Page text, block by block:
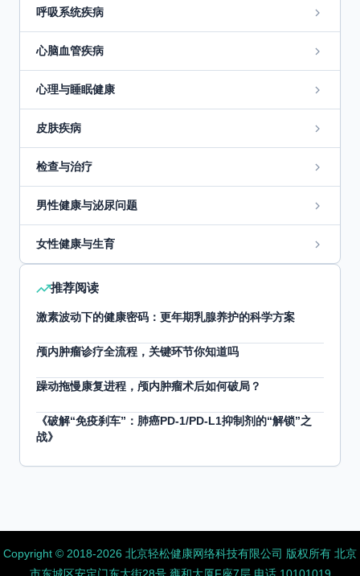
呼吸系统疾病
心脑血管疾病
心理与睡眠健康
皮肤疾病
检查与治疗
男性健康与泌尿问题
女性健康与生育
推荐阅读
激素波动下的健康密码：更年期乳腺养护的科学方案
颅内肿瘤诊疗全流程，关键环节你知道吗
躁动拖慢康复进程，颅内肿瘤术后如何破局？
《破解“免疫刹车”：肺癌PD-1/PD-L1抑制剂的“解锁”之
战》
Copyright ©️ 2018-2026 北京轻松健康网络科技有限公司 版权所有 北京